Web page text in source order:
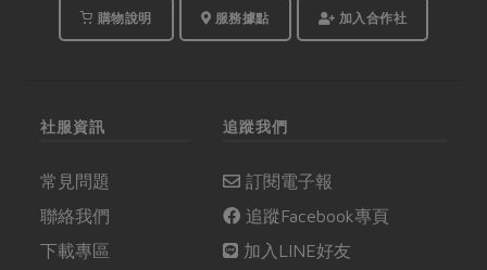
購物說明 服務據點 加入合作社
社服資訊
常見問題
聯絡我們
下載專區
追蹤我們
訂閱電子報
追蹤Facebook專頁
加入LINE好友